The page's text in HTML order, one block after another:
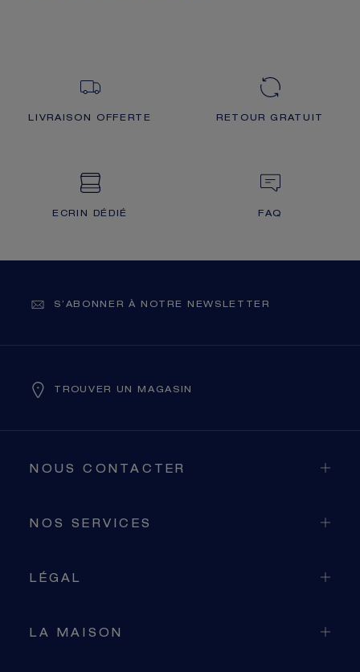
LIVRAISON OFFERTE RETOUR GRATUIT
ECRIN DÉDIÉ FAQ
S’ABONNER À NOTRE NEWSLETTER
TROUVER UN MAGASIN
NOUS CONTACTER
NOS SERVICES
LÉGAL
LA MAISON